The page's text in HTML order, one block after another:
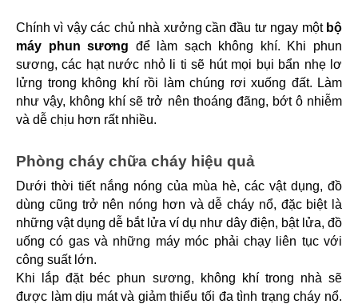
Chính vì vậy các chủ nhà xưởng cần đầu tư ngay một bộ
máy phun sương để làm sạch không khí. Khi phun
sương, các hạt nước nhỏ li ti sẽ hút mọi bụi bẩn nhẹ lơ
lửng trong không khí rồi làm chúng rơi xuống đất. Làm
như vậy, không khí sẽ trở nên thoáng đãng, bớt ô nhiễm
và dễ chịu hơn rất nhiều.
Phòng cháy chữa cháy hiệu quả
Dưới thời tiết nắng nóng của mùa hè, các vật dụng, đồ
dùng cũng trở nên nóng hơn và dễ cháy nổ, đặc biệt là
những vật dụng dễ bắt lửa ví dụ như dây điện, bật lửa, đồ
uống có gas và những máy móc phải chạy liên tục với
công suất lớn.
Khi lắp đặt béc phun sương, không khí trong nhà sẽ
được làm dịu mát và giảm thiểu tối đa tình trạng cháy nổ.